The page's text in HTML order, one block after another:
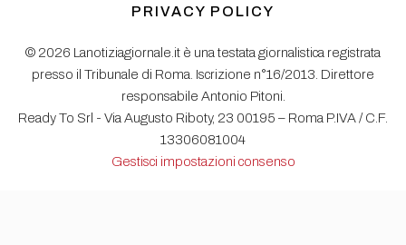
PRIVACY POLICY
© 2026 Lanotiziagiornale.it è una testata giornalistica registrata
presso il Tribunale di Roma. Iscrizione n°16/2013. Direttore
responsabile Antonio Pitoni.
Ready To Srl - Via Augusto Riboty, 23 00195 – Roma P.IVA / C.F.
13306081004
Gestisci impostazioni consenso